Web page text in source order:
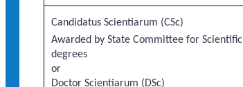
Candidatus Scientiarum (CSc)
Awarded by State Committee for Scientific
degrees
or
Doctor Scientiarum (DSc)